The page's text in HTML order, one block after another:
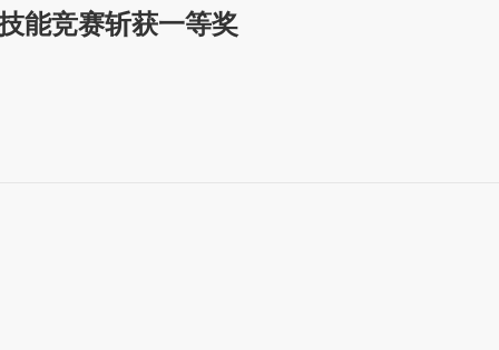
能竞赛斩获一等奖